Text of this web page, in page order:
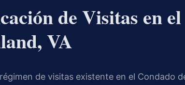
de Visitas en el
VA
de visitas existente en el Condado